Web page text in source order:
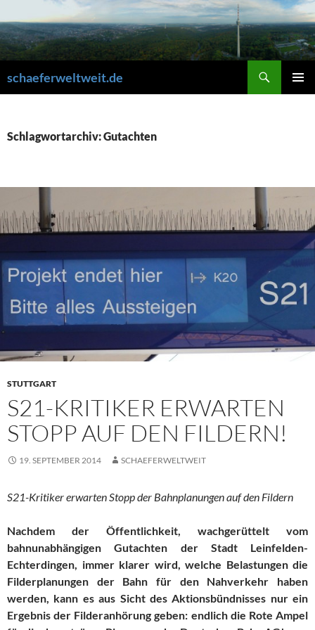
Inhalt
springen
schaeferweltweit.de
Schlagwortarchiv: Gutachten
STUTTGART
S21-KRITIKER ERWARTEN
STOPP AUF DEN FILDERN!
19. SEPTEMBER 2014 SCHAEFERWELTWEIT
S21-Kritiker erwarten Stopp der Bahnplanungen auf den Fildern
Nachdem der Öffentlichkeit, wachgerüttelt vom
bahnunabhängigen Gutachten der Stadt Leinfelden-
Echterdingen, immer klarer wird, welche Belastungen die
Filderplanungen der Bahn für den Nahverkehr haben
werden, kann es aus Sicht des Aktionsbündnisses nur ein
Ergebnis der Filderanhörung geben: endlich die Rote Ampel